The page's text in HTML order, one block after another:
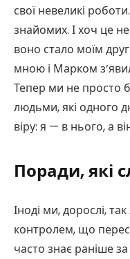
свої невеликі
знайомих. І хоч це
воно стало моїм
мною і Марком
Тепер ми не просто
людьми, які одного
віру: я — в нього, а
Поради, які
Іноді ми, дорослі,
контролем, що
часто знає раніше